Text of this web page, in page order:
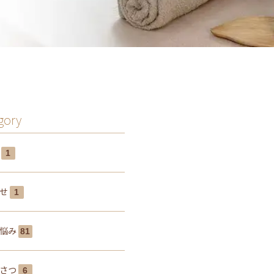
1
1
み 81
つ 6